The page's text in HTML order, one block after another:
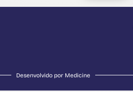
Desenvolvido por Medicine